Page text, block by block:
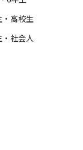
・高校生
社会人